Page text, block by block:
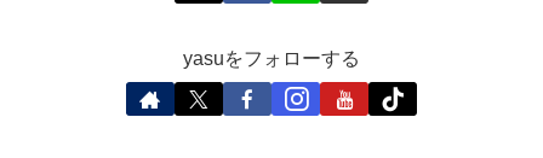
yasuをフォローする